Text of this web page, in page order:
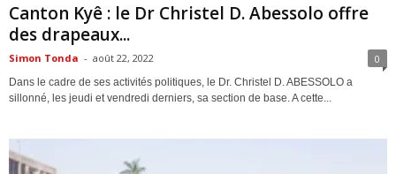
Canton Kyê : le Dr Christel D. Abessolo offre
des drapeaux...
Simon Tonda - août 22, 2022 0
Dans le cadre de ses activités politiques, le Dr. Christel D. ABESSOLO a
sillonné, les jeudi et vendredi derniers, sa section de base. A cette...